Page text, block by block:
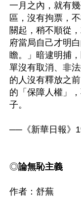
一月之內，就有
區，沒有拘票，
關起，稍不順從
府當局自己才明
瞻。」暗逮明捕
單沒有取消、非
的人沒有釋放之
的「保障人權」
子。
──《新華日報》
◎論無恥主義
作者：舒蕪